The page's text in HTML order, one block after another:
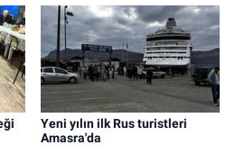
Yeni yılın ilk Rus turistleri
Amasra'da